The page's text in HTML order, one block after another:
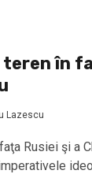
în
Lazescu
Rusiei şi a